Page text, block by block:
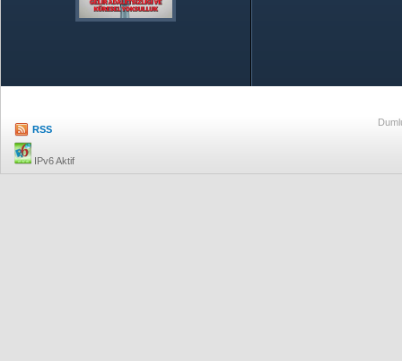
RSS
IPv6 Aktif